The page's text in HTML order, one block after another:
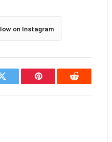
on Instagram
Twitter Pinterest Reddit